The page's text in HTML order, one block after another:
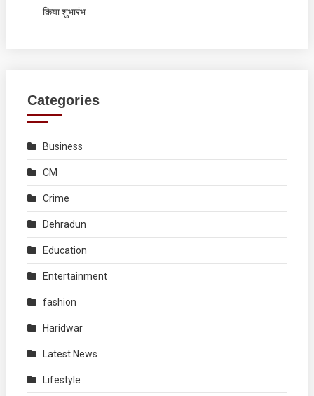
किया शुभारंभ
Categories
Business
CM
Crime
Dehradun
Education
Entertainment
fashion
Haridwar
Latest News
Lifestyle